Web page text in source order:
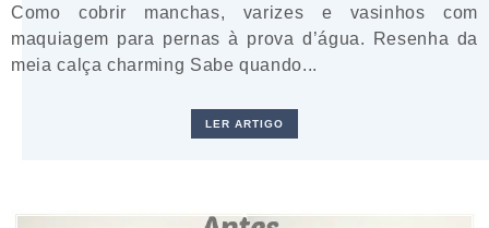
Como cobrir manchas, varizes e vasinhos com
maquiagem para pernas à prova d’água. Resenha da
meia calça charming Sabe quando...
LER ARTIGO